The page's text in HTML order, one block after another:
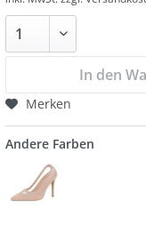
In den
Merken
Andere Farben